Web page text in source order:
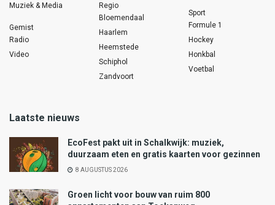
Muziek & Media
Gemist
Radio
Video
Regio
Bloemendaal
Haarlem
Heemstede
Schiphol
Zandvoort
Sport
Formule 1
Hockey
Honkbal
Voetbal
Laatste nieuws
EcoFest pakt uit in Schalkwijk: muziek,
duurzaam eten en gratis kaarten voor gezinnen
8 AUGUSTUS 2026
Groen licht voor bouw van ruim 800